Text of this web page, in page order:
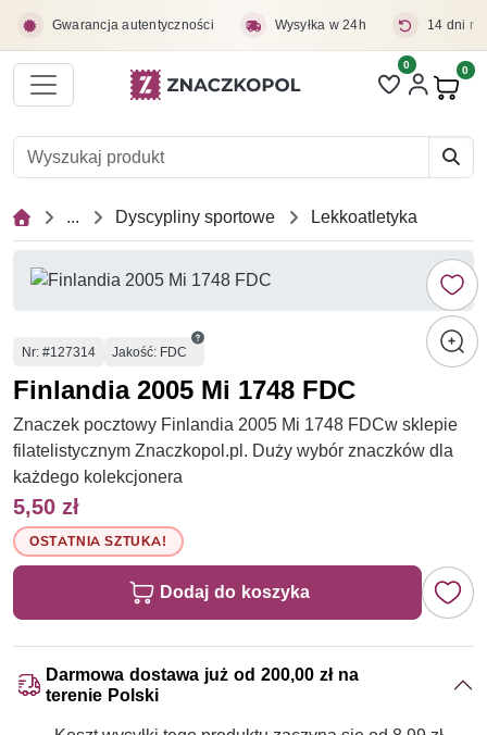
Gwarancja autentyczności Wysyłka w 24h 14 dni
Liczba pozycji
0 0
... Dyscypliny sportowe Lekkoatletyka
Numer
Nr: #127314 Jakość: FDC
Finlandia 2005 Mi 1748 FDC
Znaczek pocztowy Finlandia 2005 Mi 1748 FDCw sklepie
filatelistycznym Znaczkopol.pl. Duży wybór znaczków dla
każdego kolekcjonera
5,50 zł
OSTATNIA SZTUKA!
Dodaj do koszyka
Darmowa dostawa już od 200,00 zł na
terenie Polski